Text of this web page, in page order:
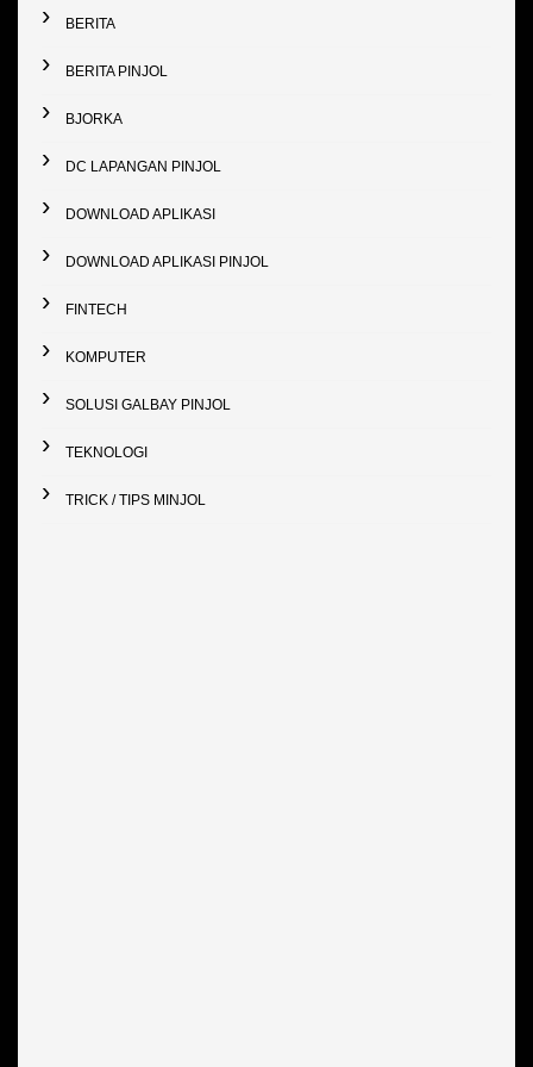
BERITA
BERITA PINJOL
BJORKA
DC LAPANGAN PINJOL
DOWNLOAD APLIKASI
DOWNLOAD APLIKASI PINJOL
FINTECH
KOMPUTER
SOLUSI GALBAY PINJOL
TEKNOLOGI
TRICK / TIPS MINJOL